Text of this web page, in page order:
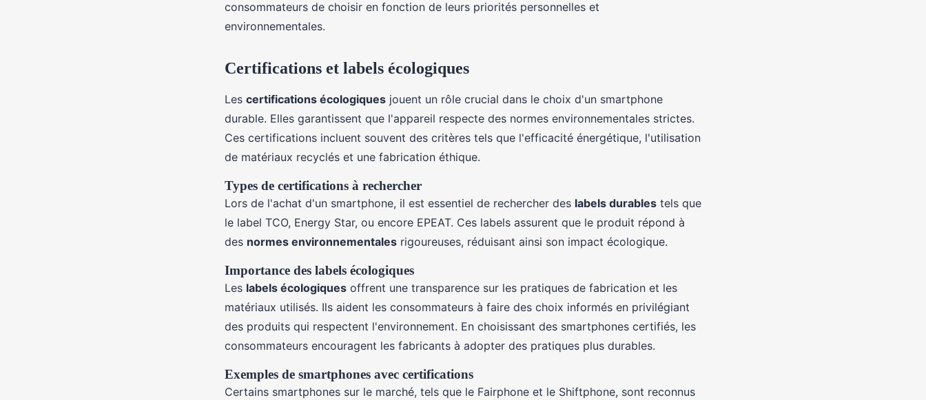
consommateurs de choisir en fonction de leurs priorités personnelles et
environnementales.
Certifications et labels écologiques
Les certifications écologiques jouent un rôle crucial dans le choix d'un smartphone
durable. Elles garantissent que l'appareil respecte des normes environnementales strictes.
Ces certifications incluent souvent des critères tels que l'efficacité énergétique, l'utilisation
de matériaux recyclés et une fabrication éthique.
Types de certifications à rechercher
Lors de l'achat d'un smartphone, il est essentiel de rechercher des labels durables tels que
le label TCO, Energy Star, ou encore EPEAT. Ces labels assurent que le produit répond à
des normes environnementales rigoureuses, réduisant ainsi son impact écologique.
Importance des labels écologiques
Les labels écologiques offrent une transparence sur les pratiques de fabrication et les
matériaux utilisés. Ils aident les consommateurs à faire des choix informés en privilégiant
des produits qui respectent l'environnement. En choisissant des smartphones certifiés, les
consommateurs encouragent les fabricants à adopter des pratiques plus durables.
Exemples de smartphones avec certifications
Certains smartphones sur le marché, tels que le Fairphone et le Shiftphone, sont reconnus